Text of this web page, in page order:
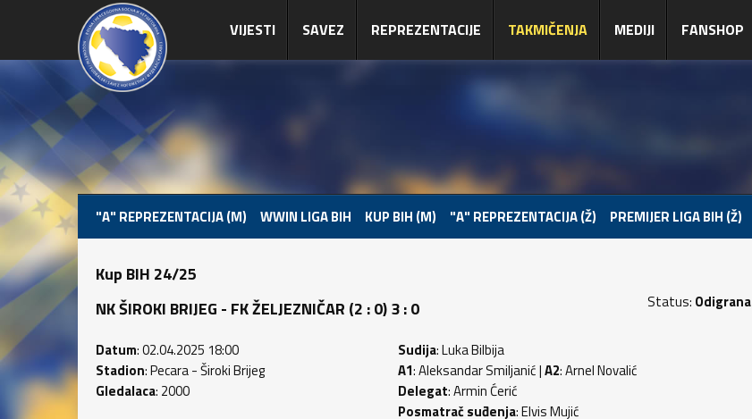
VIJESTI SAVEZ REPREZENTACIJE TAKMIČENJA MEDIJI FANSHOP
"A" REPREZENTACIJA (M) WWIN LIGA BIH KUP BIH (M) "A" REPREZENTACIJA (Ž) PREMIJER LIGA BIH (Ž)
Kup BIH 24/25
NK ŠIROKI BRIJEG - FK ŽELJEZNIČAR (2 : 0) 3 : 0
Status: Odigrana
Datum: 02.04.2025 18:00
Stadion: Pecara - Široki Brijeg
Gledalaca: 2000
Sudija: Luka Bilbija
A1: Aleksandar Smiljanić |A2: Arnel Novalić
Delegat: Armin Ćerić
Posmatrač suđenja: Elvis Mujić